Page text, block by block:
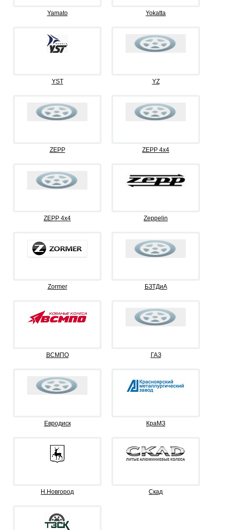
Yamato Yokatta
YST YZ
ZEPP ZEPP 4x4
ZEPP 4х4 Zeppelin
Zormer БЗТДиА
ВСМПО ГАЗ
Евродиск КраМЗ
Н.Новгород Скад